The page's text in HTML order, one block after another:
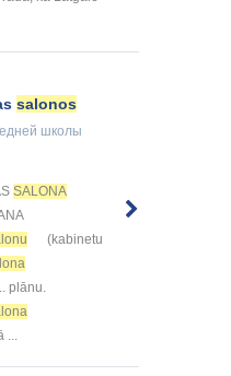
salonos
школы
SALONA
(kabinetu
plānu.
...